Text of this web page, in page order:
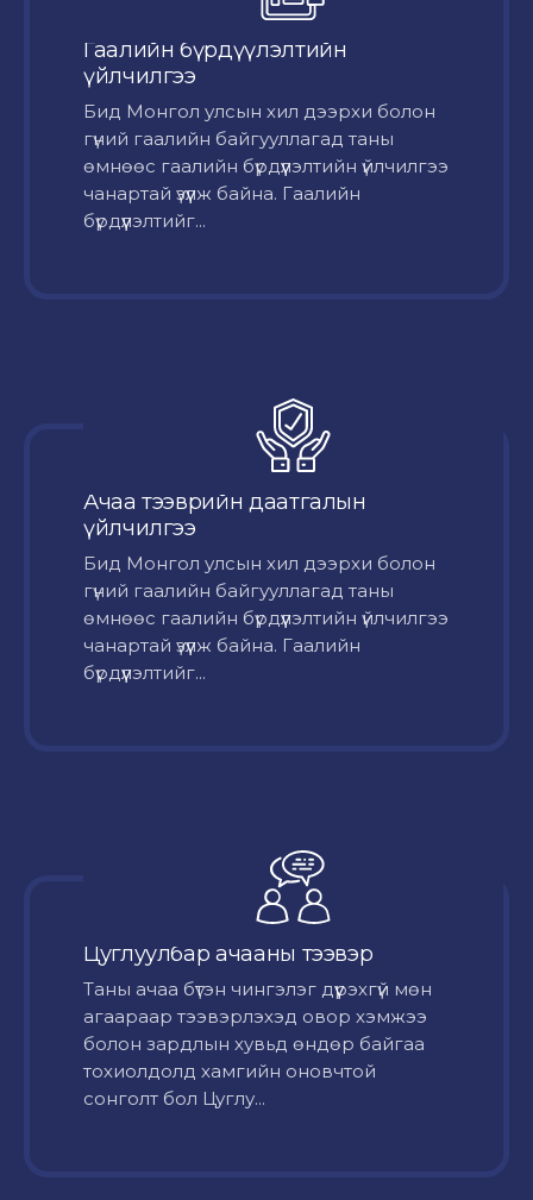
Гаалийн бүрдүүлэлтийн
үйлчилгээ
Бид Монгол улсын хил дээрхи болон
гүний гаалийн байгууллагад таны
өмнөөс гаалийн бүрдүүлэлтийн үйлчилгээ
чанартай үзүүлж байна. Гаалийн
бүрдүүлэлтийг...
Ачаа тээврийн даатгалын
үйлчилгээ
Бид Монгол улсын хил дээрхи болон
гүний гаалийн байгууллагад таны
өмнөөс гаалийн бүрдүүлэлтийн үйлчилгээ
чанартай үзүүлж байна. Гаалийн
бүрдүүлэлтийг...
Цуглуулбар ачааны тээвэр
Таны ачаа бүтэн чингэлэг дүүрэхгүй мөн
агаараар тээвэрлэхэд овор хэмжээ
болон зардлын хувьд өндөр байгаа
тохиолдолд хамгийн оновчтой
сонголт бол Цуглу...